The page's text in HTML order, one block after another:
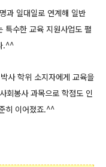
과 일대일로 연계해 일반
특수한 교육 지원사업도 펼
.^^
사 학위 소지자에게 교육을
회봉사 과목으로 학점도 인
히 이어졌죠.^^